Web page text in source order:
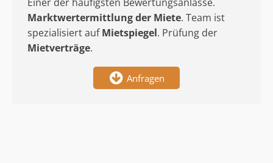
Marktwertermittlungder Miete. Team ist
spezialisiert aufMietspiegel. Prüfung der
Mietverträge.
Anfragen